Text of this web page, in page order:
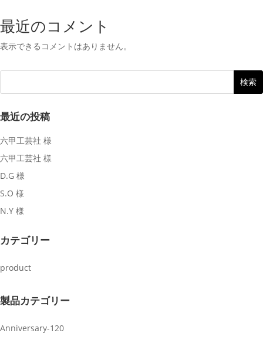
最近のコメント
表示できるコメントはありません。
最近の投稿
六甲工芸社 様
六甲工芸社 様
D.G 様
S.O 様
N.Y 様
カテゴリー
product
製品カテゴリー
Anniversary-120